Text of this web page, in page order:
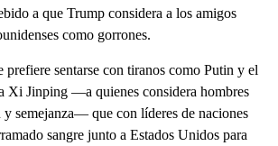
a que Trump considera a los amigos
como gorrones.
prefiere sentarse con tiranos como Putin y el
Xi Jinping —a quienes considera hombres
y semejanza— que con líderes de naciones
sangre junto a Estados Unidos para